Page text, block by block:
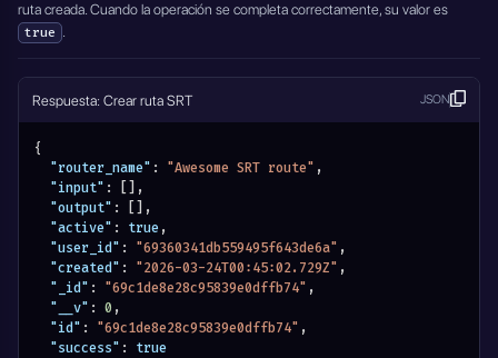
ruta creada. Cuando la operación se completa correctamente, su valor es
true .
Respuesta: Crear ruta SRT JSON
{
"router_name" : "Awesome SRT route" ,
"input" : [ ] ,
"output" : [ ] ,
"active" : true ,
"user_id" : "69360341db559495f643de6a" ,
"created" : "2026-03-24T00:45:02.729Z" ,
"_id" : "69c1de8e28c95839e0dffb74" ,
"__v" : 0 ,
"id" : "69c1de8e28c95839e0dffb74" ,
"success" :
true